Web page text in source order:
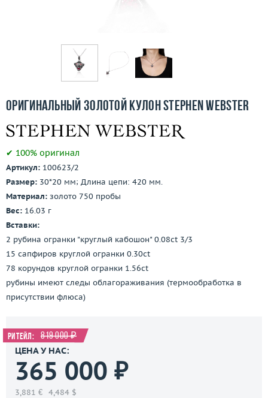
3D-тур по шоуруму
Заказать звонок
Оригинальный золотой кулон Stephen Webster
✔ 100% оригинал
Артикул: 100623/2
Размер: 30*20 мм; Длина цепи: 420 мм.
Материал: золото 750 пробы
Вес: 16.03 г
Вставки:
2 рубина огранки "круглый кабошон" 0.08ct 3/3
15 сапфиров круглой огранки 0.30ct
78 корундов круглой огранки 1.56ct
рубины имеют следы облагораживания (термообработка в
присутствии флюса)
Ритейл: 819 000 ₽
ЦЕНА У НАС:
365 000 ₽
3,881 € 4,484 $